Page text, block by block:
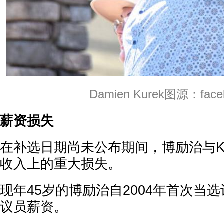
Damien Kurek图源：
薪资损失
在补选日期尚未公布期间，博励治与
收入上的重大损失。
现年45岁的博励治自2004年首次当
议员薪资。